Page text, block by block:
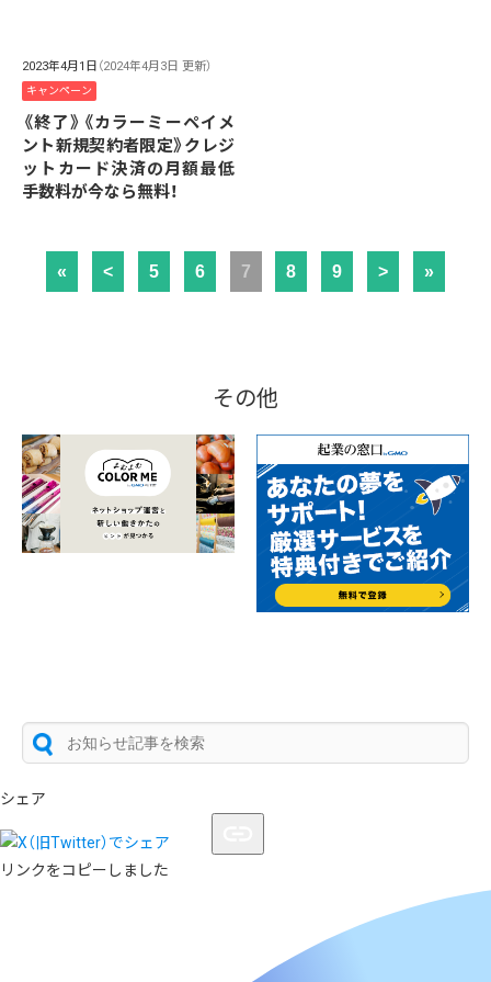
2023年4月1日 （2024年4月3日 更新）
キャンペーン
《終了》《カラーミーペイメ
ント新規契約者限定》クレジ
ットカード決済の月額最低
手数料が今なら無料！
« < 5 6 7 8 9 > »
その他
シェア
リンクをコピーしました